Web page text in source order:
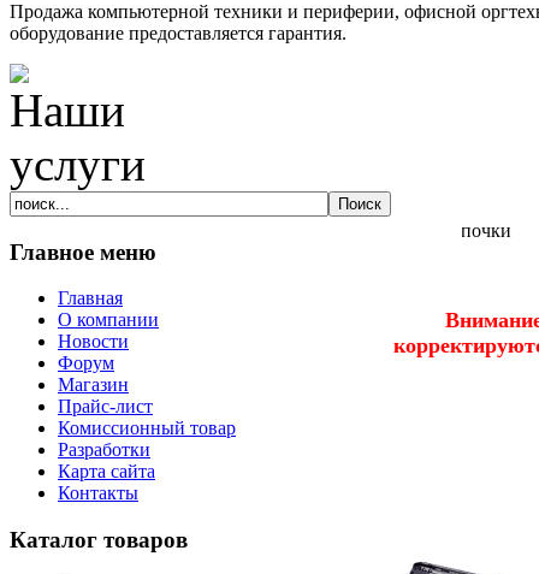
Продажа компьютерной техники и периферии, офисной
оборудование предоставляется гарантия.
Главное меню
Главная
О компании
Новости
Форум
Магазин
Прайс-лист
Комиссионный товар
Разработки
Карта сайта
Контакты
Каталог товаров